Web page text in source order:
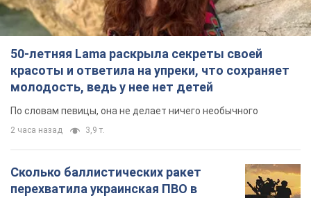
5 часов назад 6,6 т.
Аурика Ротару через суд изменила
свою пенсию, на которую ранее
жаловалась: сколько получала
В выплату не была включена зарплата
артистки за время работы в Черновицкой
филармонии
через 8 часов